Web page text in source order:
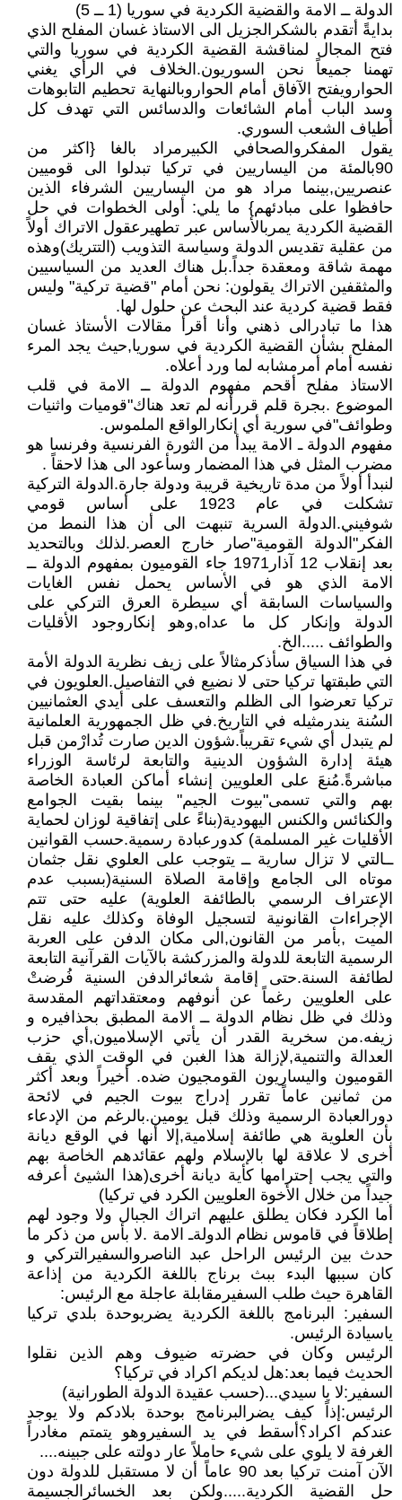
الدولة ــ الامة والقضية الكردية في سوريا (1 ــ 5)
بدايةً أتقدم بالشكرالجزيل الى الاستاذ غسان المفلح الذي
فتح المجال لمناقشة القضية الكردية في سوريا والتي
تهمنا جميعاً نحن السوريون.الخلاف في الرأي يغني
الحوارويفتح الآفاق أمام الحواروبالنهاية تحطيم التابوهات
وسد الباب أمام الشائعات والدسائس التي تهدف كل
أطياف الشعب السوري.
يقول المفكروالصحافي الكبيرمراد بالغا {اكثر من
90بالمئة من اليساريين في تركيا تبدلوا الى قوميين
عنصريين,بينما مراد هو من اليساريين الشرفاء الذين
حافظوا على مبادئهم} ما يلي: أولى الخطوات في حل
القضية الكردية يمربالأساس عبر تطهيرعقول الاتراك أولاً
من عقلية تقديس الدولة وسياسة التذويب (التتريك)وهذه
مهمة شاقة ومعقدة جداً.بل هناك العديد من السياسيين
والمثقفين الاتراك يقولون: نحن أمام "قضية تركية" وليس
فقط قضية كردية عند البحث عن حلول لها.
هذا ما تبادرالى ذهني وأنا أقرأ مقالات الأستاذ غسان
المفلح بشأن القضية الكردية في سوريا,حيث يجد المرء
نفسه أمام أمرمشابه لما ورد أعلاه.
الاستاذ مفلح أقحم مفهوم الدولة ــ الامة في قلب
الموضوع .بجرة قلم قررأنه لم تعد هناك"قوميات واثنيات
وطوائف"في سورية أي إنكارالواقع الملموس.
مفهوم الدولة ـ الامة يبدأ من الثورة الفرنسية وفرنسا هو
مضرب المثل في هذا المضمار وسأعود الى هذا لاحقاً .
لنبدأ أولاً من مدة تاريخية قريبة ودولة جارة.الدولة التركية
تشكلت في عام 1923 على أساس قومي
شوفيني.الدولة السرية تنبهت الى أن هذا النمط من
الفكر"الدولة القومية"صار خارج العصر.لذلك وبالتحديد
بعد إنقلاب 12 آذار1971 جاء القوميون بمفهوم الدولة ــ
الامة الذي هو في الأساس يحمل نفس الغايات
والسياسات السابقة أي سيطرة العرق التركي على
الدولة وإنكار كل ما عداه,وهو إنكاروجود الأقليات
والطوائف .....الخ.
في هذا السياق سأذكرمثالاً على زيف نظرية الدولة الأمة
التي طبقتها تركيا حتى لا نضيع في التفاصيل.العلويون في
تركيا تعرضوا الى الظلم والتعسف على أيدي العثمانيين
السُنة يندرمثيله في التاريخ.في ظل الجمهورية العلمانية
لم يتبدل أي شيء تقريباً.شؤون الدين صارت تُدارْمن قبل
هيئة إدارة الشؤون الدينية والتابعة لرئاسة الوزراء
مباشرةً.مُنعَ على العلويين إنشاء أماكن العبادة الخاصة
بهم والتي تسمى"بيوت الجيم" بينما بقيت الجوامع
والكنائس والكنس اليهودية(بناءً على إتفاقية لوزان لحماية
الأقليات غير المسلمة) كدورعبادة رسمية.حسب القوانين
ــالتي لا تزال سارية ــ يتوجب على العلوي نقل جثمان
موتاه الى الجامع وإقامة الصلاة السنية(بسبب عدم
الإعتراف الرسمي بالطائفة العلوية) عليه حتى تتم
الإجراءات القانونية لتسجيل الوفاة وكذلك عليه نقل
الميت ,بأمر من القانون,الى مكان الدفن على العربة
الرسمية التابعة للدولة والمزركشة بالآيات القرآنية التابعة
لطائفة السنة.حتى إقامة شعائرالدفن السنية فُرضتْ
على العلويين رغماً عن أنوفهم ومعتقداتهم المقدسة
وذلك في ظل نظام الدولة ــ الامة المطبق بحذافيره و
زيفه.من سخرية القدر أن يأتي الإسلاميون,أي حزب
العدالة والتنمية,لإزالة هذا الغبن في الوقت الذي يقف
القوميون واليساريون القومجيون ضده. أخيراً وبعد أكثر
من ثمانين عاماً تقرر إدراج بيوت الجيم في لائحة
دورالعبادة الرسمية وذلك قبل يومين.بالرغم من الإدعاء
بأن العلوية هي طائفة إسلامية,إلا أنها في الوقع ديانة
أخرى لا علاقة لها بالإسلام ولهم عقائدهم الخاصة بهم
والتي يجب إحترامها كأية ديانة أخرى(هذا الشيئ أعرفه
جيداً من خلال الأخوة العلويين الكرد في تركيا)
أما الكرد فكان يطلق عليهم اتراك الجبال ولا وجود لهم
إطلاقاً في قاموس نظام الدولةـ الامة .لا بأس من ذكر ما
حدث بين الرئيس الراحل عبد الناصروالسفيرالتركي و
كان سببها البدء ببث برناج باللغة الكردية من إذاعة
القاهرة حيث طلب السفيرمقابلة عاجلة مع الرئيس:
السفير: البرنامج باللغة الكردية يضربوحدة بلدي تركيا
ياسيادة الرئيس.
الرئيس وكان في حضرته ضيوف وهم الذين نقلوا
الحديث فيما بعد:هل لديكم اكراد في تركيا؟
السفير:لا يا سيدي...(حسب عقيدة الدولة الطورانية)
الرئيس:إذاً كيف يضرالبرنامج بوحدة بلادكم ولا يوجد
عندكم اكراد؟أسقط في يد السفيروهو يتمتم مغادراً
الغرفة لا يلوي على شيء حاملاً عار دولته على جبينه....
الآن آمنت تركيا بعد 90 عاماً أن لا مستقبل للدولة دون
حل القضية الكردية.....ولكن بعد الخسائرالجسيمة